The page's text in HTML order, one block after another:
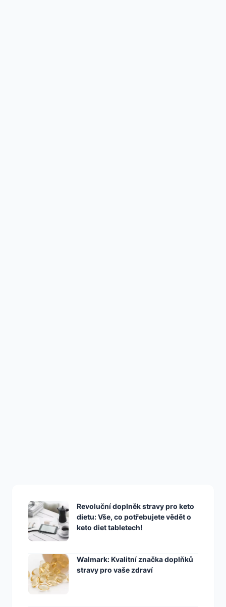
Revoluční doplněk stravy pro keto
dietu: Vše, co potřebujete vědět o
keto diet tabletech!
Walmark: Kvalitní značka doplňků
stravy pro vaše zdraví